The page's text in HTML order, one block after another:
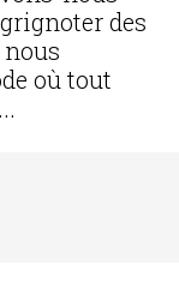
des
où tout